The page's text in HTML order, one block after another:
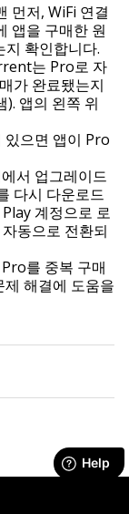
먼저, WiFi 연결
앱을 구매한 원
확인합니다.
는 Pro로 자
가 완료됐는지
앱의 왼쪽 위
으면 앱이 Pro
서 업그레이드
다시 다운로드
계정으로 로
동으로 전환되
를 중복 구매
해결에 도움을